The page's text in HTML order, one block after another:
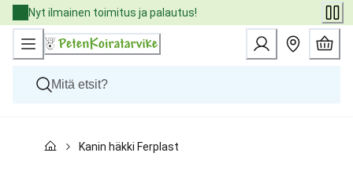
Skip
to
Content
Nyt ilmainen toimitus ja palautus!
Kissat
Kanin häkki Ferplast Krolik 200